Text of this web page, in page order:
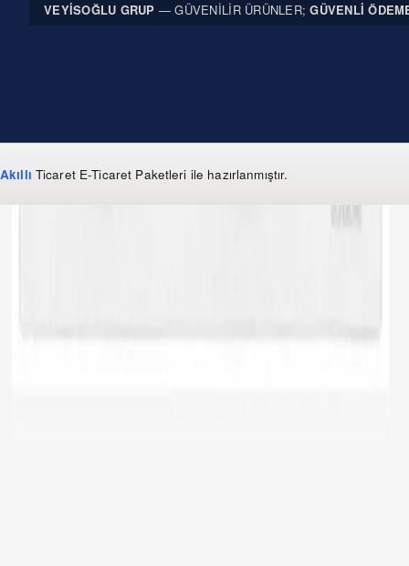
VEYISOĞLU GRUP — GÜVENILIR ÜRÜNLER;GÜVENLI
Akıllı Ticaret E-Ticaret Paketleri ile hazırlanmıştır.